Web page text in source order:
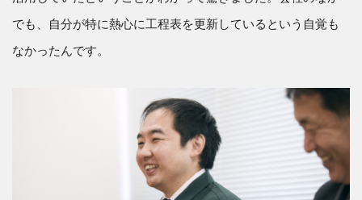
でも、自分が特に熱心に工程表を更新しているという自覚も
なかったんです。